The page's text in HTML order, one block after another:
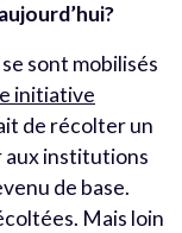
se sont mobilisés
initiative
de récolter un
aux institutions
de base.
Mais loin